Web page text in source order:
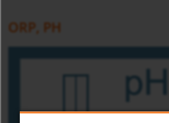
ORP, PH